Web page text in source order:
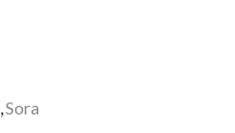
,Sora